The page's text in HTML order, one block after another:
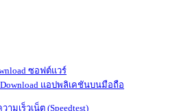
ซอฟต์แวร์
แอปพลิเคชันบนมือถือ
ามเร็วเน็ต (Speedtest)